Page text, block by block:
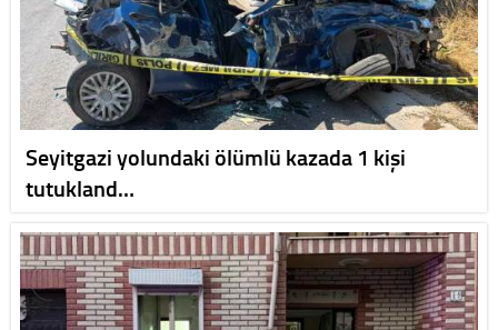
Seyitgazi yolundaki ölümlü kazada 1 kişi
tutukland…